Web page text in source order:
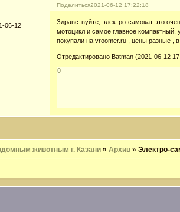
Поделиться2021-06-12 17:22:18
06-12
Здравствуйте, электро-самокат это
мотоцикл и самое главное компактный,
покупали на vroomer.ru , цены разные ,
Отредактировано Batman (2021-06-12
0
животным г. Казани » Архив »Электро-